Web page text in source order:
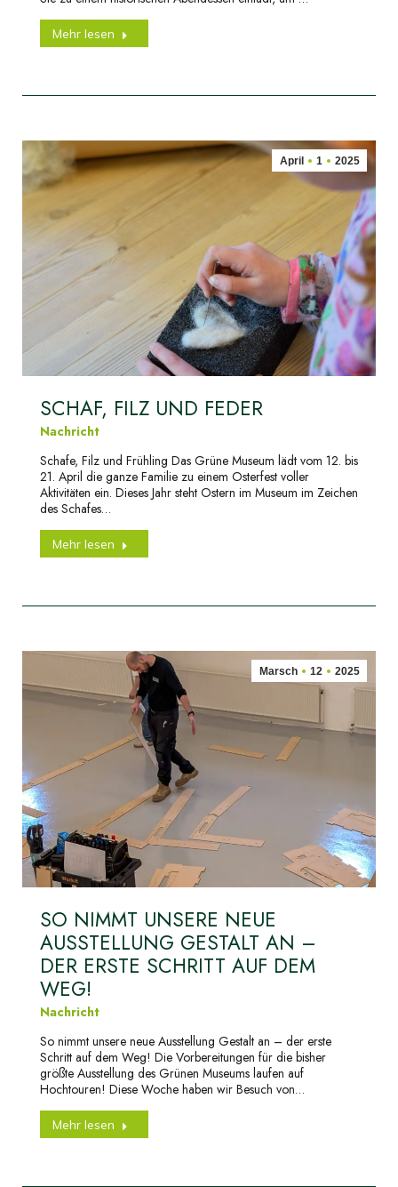
Mehr lesen
April 1 2025
SCHAF, FILZ UND FEDER
Nachricht
Schafe, Filz und Frühling Das Grüne Museum lädt vom 12. bis
21. April die ganze Familie zu einem Osterfest voller
Aktivitäten ein. Dieses Jahr steht Ostern im Museum im Zeichen
des Schafes…
Mehr lesen
Marsch 12 2025
SO NIMMT UNSERE NEUE
AUSSTELLUNG GESTALT AN –
DER ERSTE SCHRITT AUF DEM
WEG!
Nachricht
So nimmt unsere neue Ausstellung Gestalt an – der erste
Schritt auf dem Weg! Die Vorbereitungen für die bisher
größte Ausstellung des Grünen Museums laufen auf
Hochtouren! Diese Woche haben wir Besuch von…
Mehr lesen